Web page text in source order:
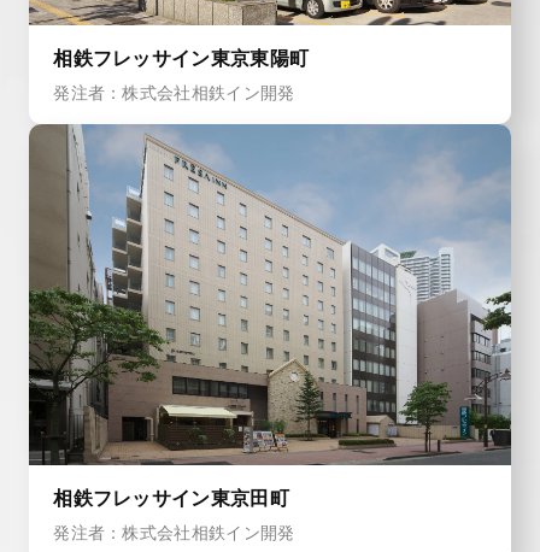
相鉄フレッサイン東京東陽町
発注者：株式会社相鉄イン開発
相鉄フレッサイン東京田町
発注者：株式会社相鉄イン開発